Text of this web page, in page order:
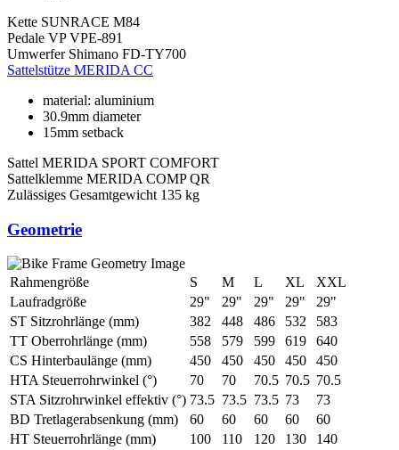
Kette SUNRACE M84
Pedale VP VPE-891
Umwerfer Shimano FD-TY700
Sattelstütze MERIDA CC
material: aluminium
30.9mm diameter
15mm setback
Sattel MERIDA SPORT COMFORT
Sattelklemme MERIDA COMP QR
Zulässiges Gesamtgewicht 135 kg
Geometrie
Rahmengröße S M L XL
XXL
Laufradgröße
29" 29" 29" 29"
29"
ST Sitzrohrlänge (mm)
382 448 486 532
583
TT Oberrohrlänge (mm)
558 579 599 619
640
CS Hinterbaulänge (mm)
450 450 450 450
450
HTA Steuerrohrwinkel (°)
70 70 70.5 70.5 70.5
STA Sitzrohrwinkel effektiv (°) 73.5 73.5 73.5 73
73
BD Tretlagerabsenkung (mm)
60 60 60 60
60
HT Steuerrohrlänge (mm)
100 110 120 130
140